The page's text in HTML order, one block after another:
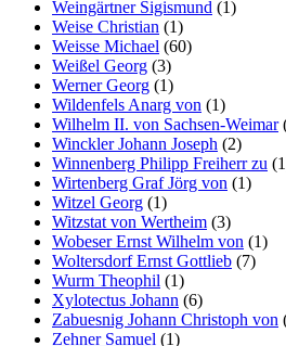
Weingärtner Sigismund (1)
Weise Christian (1)
Weisse Michael (60)
Weißel Georg (3)
Werner Georg (1)
Wildenfels Anarg von (1)
Wilhelm II. von Sachsen-Weimar
Winckler Johann Joseph (2)
Winnenberg Philipp Freiherr zu
Wirtenberg Graf Jörg von (1)
Witzel Georg (1)
Witzstat von Wertheim (3)
Wobeser Ernst Wilhelm von (1)
Woltersdorf Ernst Gottlieb (7)
Wurm Theophil (1)
Xylotectus Johann (6)
Zabuesnig Johann Christoph von
Zehner Samuel (1)